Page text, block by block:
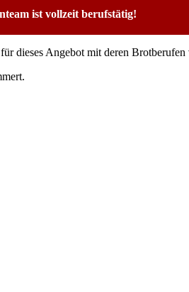
ist vollzeit berufstätig!
dieses Angebot mit deren